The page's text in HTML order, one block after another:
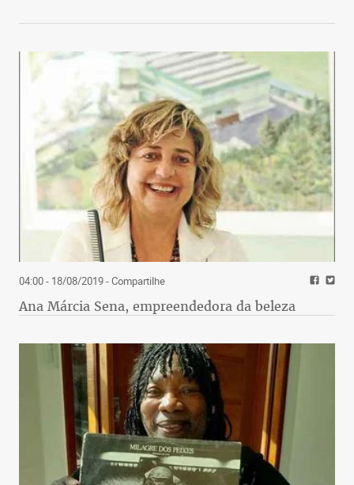
04:00 - 18/08/2019- Compartilhe
Ana Márcia Sena, empreendedora da beleza